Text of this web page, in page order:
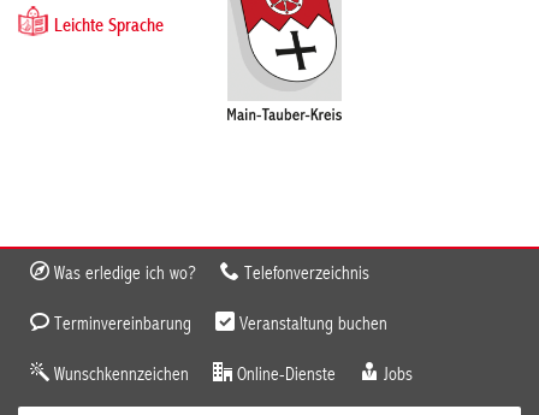
Leichte Sprache
Was erledige ich wo? Telefonverzeichnis
Terminvereinbarung Veranstaltung buchen
Wunschkennzeichen Online-Dienste Jobs